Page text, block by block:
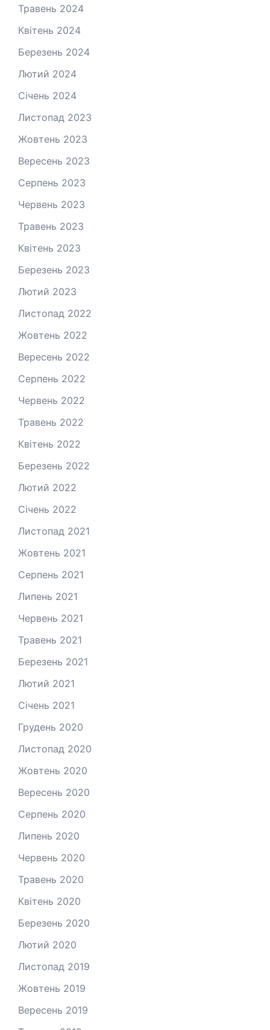
Травень 2024
Квітень 2024
Березень 2024
Лютий 2024
Січень 2024
Листопад 2023
Жовтень 2023
Вересень 2023
Серпень 2023
Червень 2023
Травень 2023
Квітень 2023
Березень 2023
Лютий 2023
Листопад 2022
Жовтень 2022
Вересень 2022
Серпень 2022
Червень 2022
Травень 2022
Квітень 2022
Березень 2022
Лютий 2022
Січень 2022
Листопад 2021
Жовтень 2021
Серпень 2021
Липень 2021
Червень 2021
Травень 2021
Березень 2021
Лютий 2021
Січень 2021
Грудень 2020
Листопад 2020
Жовтень 2020
Вересень 2020
Серпень 2020
Липень 2020
Червень 2020
Травень 2020
Квітень 2020
Березень 2020
Лютий 2020
Листопад 2019
Жовтень 2019
Вересень 2019